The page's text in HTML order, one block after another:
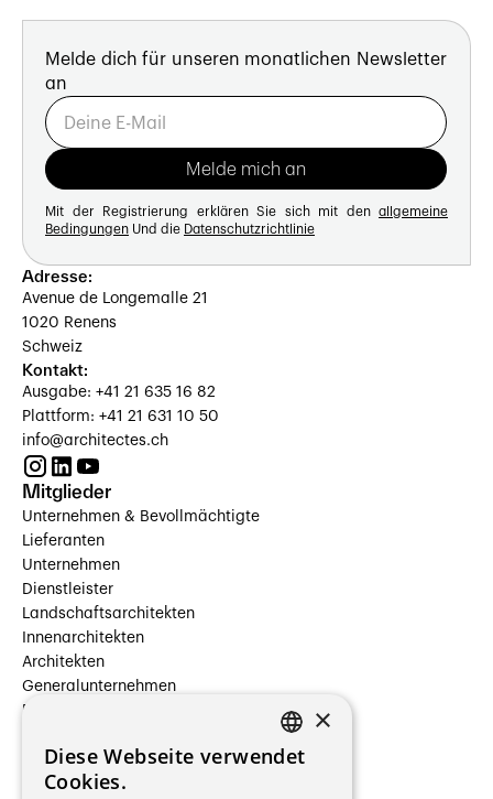
Melde dich für unseren monatlichen Newsletter
an
Mit der Registrierung erklären Sie sich mit den allgemeine
Bedingungen Und die Datenschutzrichtlinie
Adresse:
Avenue de Longemalle 21
1020 Renens
Schweiz
Kontakt:
Ausgabe: +41 21 635 16 82
Plattform: +41 21 631 10 50
info@architectes.ch
Mitglieder
Unternehmen & Bevollmächtigte
Lieferanten
Unternehmen
Dienstleister
Landschaftsarchitekten
Innenarchitekten
Architekten
Generalunternehmen
Beauftragte Unternehmen
Hersteller/Lieferanten
Bauherrschaften
FRENCH
×
Diese Webseite verwendet
Cookies.